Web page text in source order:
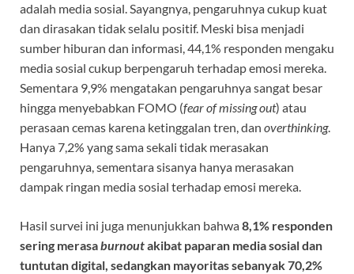
adalah media sosial. Sayangnya, pengaruhnya cukup kuat
dan dirasakan tidak selalu positif. Meski bisa menjadi
sumber hiburan dan informasi, 44,1% responden mengaku
media sosial cukup berpengaruh terhadap emosi mereka.
Sementara 9,9% mengatakan pengaruhnya sangat besar
hingga menyebabkan FOMO (fear of missing out) atau
perasaan cemas karena ketinggalan tren, dan overthinking.
Hanya 7,2% yang sama sekali tidak merasakan
pengaruhnya, sementara sisanya hanya merasakan
dampak ringan media sosial terhadap emosi mereka.
Hasil survei ini juga menunjukkan bahwa8,1% responden
sering merasaburnoutakibat paparan media sosial dan
tuntutan digital, sedangkan mayoritas sebanyak 70,2%